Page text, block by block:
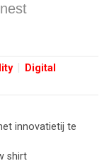
Digital
innovatietij te
shirt